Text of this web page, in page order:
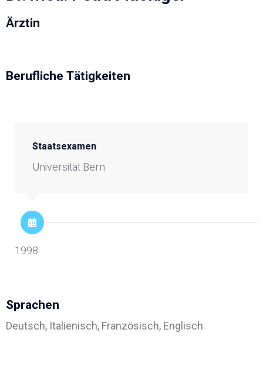
Ärztin
Berufliche Tätigkeiten
Staatsexamen
Universität Bern
1998
Sprachen
Deutsch, Italienisch, Französisch, Englisch
Lesen Sie unsere Adipositasbroschüre online und
interaktiv.
Nein danke